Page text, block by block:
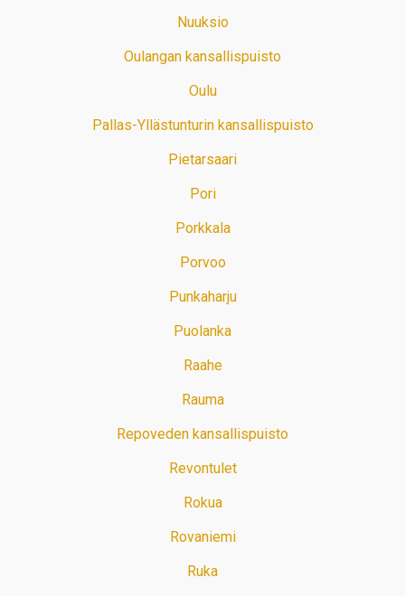
Nuuksio
Oulangan kansallispuisto
Oulu
Pallas-Yllästunturin kansallispuisto
Pietarsaari
Pori
Porkkala
Porvoo
Punkaharju
Puolanka
Raahe
Rauma
Repoveden kansallispuisto
Revontulet
Rokua
Rovaniemi
Ruka